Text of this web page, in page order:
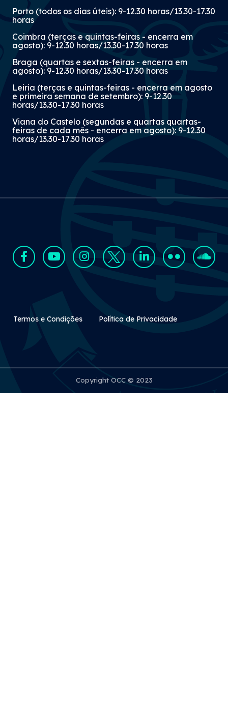
Porto (todos os dias úteis): 9-12.30 horas/13.30-17.30
horas
Coimbra (terças e quintas-feiras - encerra em
agosto): 9-12.30 horas/13.30-17.30 horas
Braga (quartas e sextas-feiras - encerra em
agosto): 9-12.30 horas/13.30-17.30 horas
Leiria (terças e quintas-feiras - encerra em agosto
e primeira semana de setembro): 9-12.30
horas/13.30-17.30 horas
Viana do Castelo (segundas e quartas quartas-
feiras de cada mês - encerra em agosto): 9-12.30
horas/13.30-17.30 horas
Rodapé Secundário
Termos e Condições Política de Privacidade
Copyright OCC © 2023